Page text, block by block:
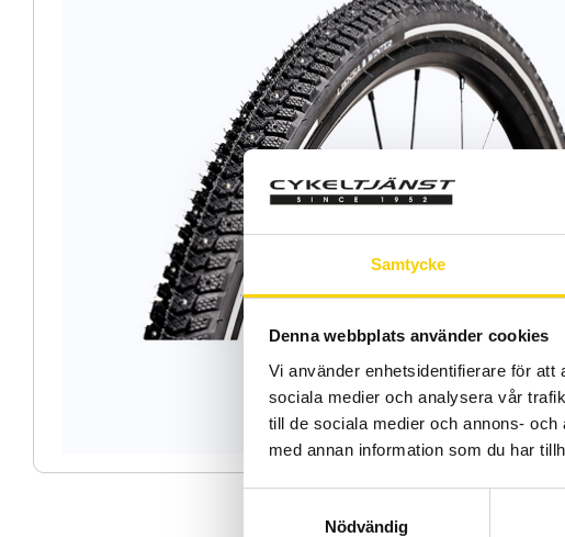
Samtycke
Denna webbplats använder cookies
Vi använder enhetsidentifierare för att
sociala medier och analysera vår
till de sociala medier och annons-
med annan information som du har
Nödvändig